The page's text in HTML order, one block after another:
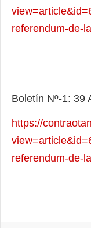
referendum-de-
Boletín Nº-1: 39
https://
referendum-de-